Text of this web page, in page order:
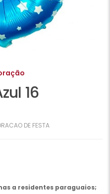
16
DE FESTA
a residentes paraguaios;